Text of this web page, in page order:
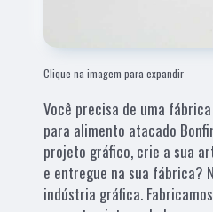
Clique na imagem para expandir
Você precisa de uma
para alimento atacado
projeto gráfico, crie a sua
e entregue na sua fábrica?
indústria gráfica.